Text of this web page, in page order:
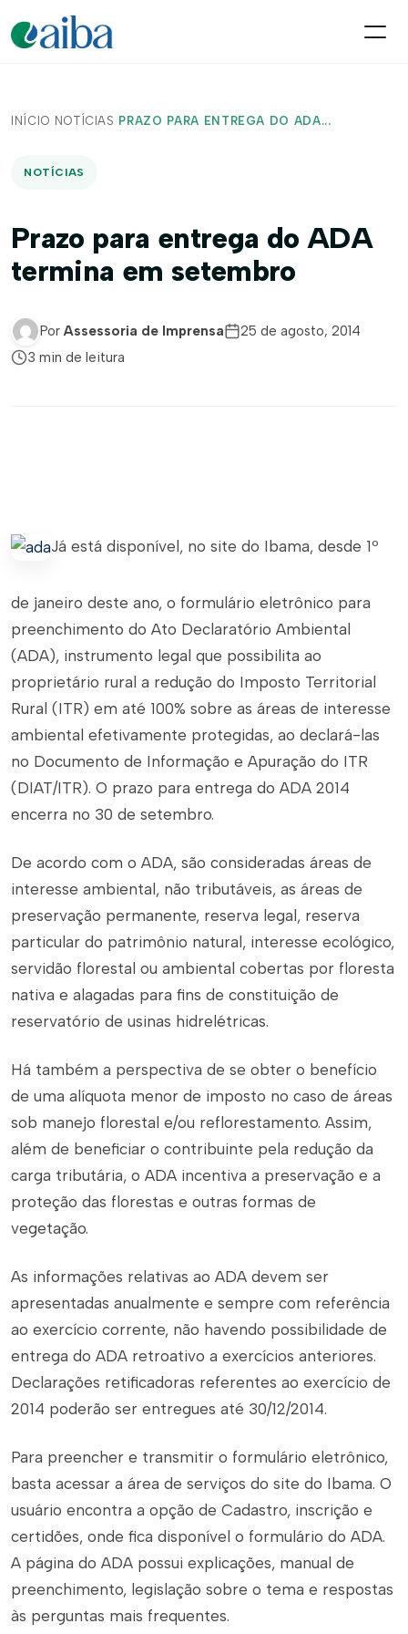
INÍCIO/ NOTÍCIAS / PRAZO PARA ENTREGA DO ADA...
NOTÍCIAS
Prazo para entrega do ADA
termina em setembro
Por Assessoria de Imprensa
25 de agosto, 2014
3 min de leitura
Já está disponível, no site do Ibama, desde 1º
de janeiro deste ano, o formulário eletrônico para
preenchimento do Ato Declaratório Ambiental
(ADA), instrumento legal que possibilita ao
proprietário rural a redução do Imposto Territorial
Rural (ITR) em até 100% sobre as áreas de interesse
ambiental efetivamente protegidas, ao declará-las
no Documento de Informação e Apuração do ITR
(DIAT/ITR). O prazo para entrega do ADA 2014
encerra no 30 de setembro.
De acordo com o ADA, são consideradas áreas de
interesse ambiental, não tributáveis, as áreas de
preservação permanente, reserva legal, reserva
particular do patrimônio natural, interesse ecológico,
servidão florestal ou ambiental cobertas por floresta
nativa e alagadas para fins de constituição de
reservatório de usinas hidrelétricas.
Há também a perspectiva de se obter o benefício
de uma alíquota menor de imposto no caso de áreas
sob manejo florestal e/ou reflorestamento. Assim,
além de beneficiar o contribuinte pela redução da
carga tributária, o ADA incentiva a preservação e a
proteção das florestas e outras formas de
vegetação.
As informações relativas ao ADA devem ser
apresentadas anualmente e sempre com referência
ao exercício corrente, não havendo possibilidade de
entrega do ADA retroativo a exercícios anteriores.
Declarações retificadoras referentes ao exercício de
2014 poderão ser entregues até 30/12/2014.
Para preencher e transmitir o formulário eletrônico,
basta acessar a área de serviços do site do Ibama. O
usuário encontra a opção de Cadastro, inscrição e
certidões, onde fica disponível o formulário do ADA.
A página do ADA possui explicações, manual de
preenchimento, legislação sobre o tema e respostas
às perguntas mais frequentes.